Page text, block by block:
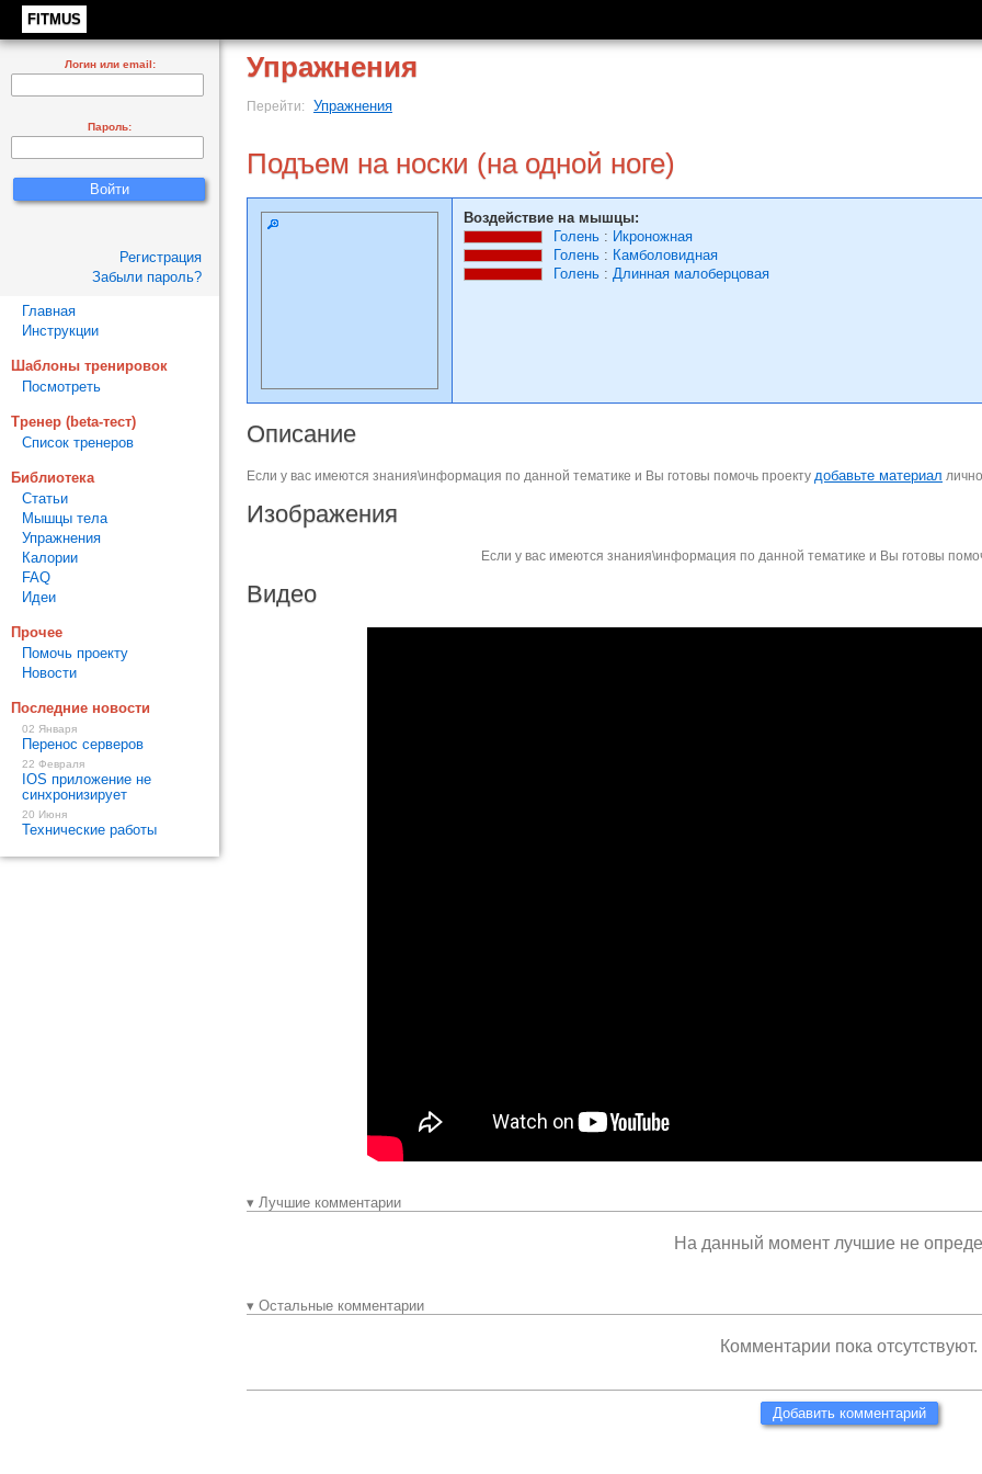
FITMUS
Упражнения
Перейти: Упражнения
Подъем на носки (на одной ноге)
Воздействие на мышцы:
Голень : Икроножная
Голень : Камболовидная
Голень : Длинная малоберцовая
Описание
Если у вас имеются знания\информация по данной тематике и Вы готовы помочь проекту добавьте материал лично
Изображения
Если у вас имеются знания\информация по данной тематике и Вы готовы
Видео
▾ Лучшие комментарии
На данный момент лучшие не
▾ Остальные комментарии
Комментарии пока отсутствуют.
Добавить комментарий
Логин или email:
Пароль:
Регистрация
Забыли пароль?
Главная
Инструкции
Шаблоны тренировок
Посмотреть
Тренер (beta-тест)
Список тренеров
Библиотека
Статьи
Мышцы тела
Упражнения
Калории
FAQ
Идеи
Прочее
Помочь проекту
Новости
Последние новости
02 Января
Перенос серверов
22 Февраля
IOS приложение не
синхронизирует
20 Июня
Технические работы